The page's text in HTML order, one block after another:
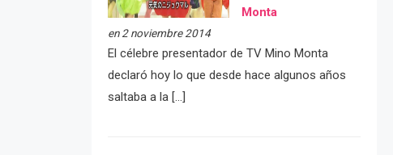
Monta
en 2 noviembre 2014
El célebre presentador de TV Mino Monta
declaró hoy lo que desde hace algunos años
saltaba a la […]